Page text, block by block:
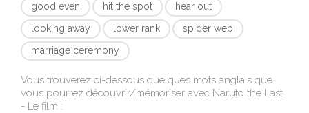
good even
hit the spot
hear out
looking away
lower rank
spider web
marriage ceremony
Vous trouverez ci-dessous quelques mots anglais que
vous pourrez découvrir/mémoriser avec Naruto the Last
- Le film :